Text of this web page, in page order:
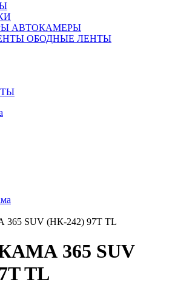
АВТОКАМЕРЫ
ОБОДНЫЕ ЛЕНТЫ
365 SUV (НК-242) 97T TL
КАМА 365 SUV
TL